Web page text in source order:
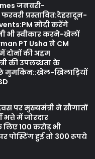
जनवरी-
प्रस्तावित:देहरादून-
मोदी करेंगे
भी स्वीकार करने-खेलों
PT Usha ने CM
दोनों की अहम
की उपलब्धता के
मुमकिन::खेल-खिलाड़ियों
पर मुख्यमंत्री ने सौगातों
भत्ते में जोरदार
100 करोड़ भी
पोस्टिंग हुई तो 300 रूपये